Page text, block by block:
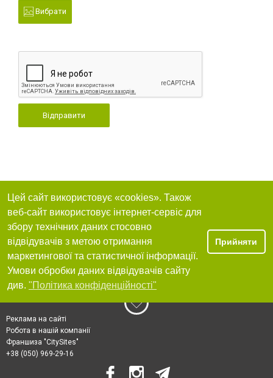
Вибрати
Відправити
Цей сайт використовує «cookies». Також
веб-сайт використовує інтернет-сервіс для
збору технічних даних стосовно
відвідувачів з метою отримання
маркетингової та статистичної інформації.
Умови обробки даних відвідувачів сайту
див. "Політика конфіденційності"
Прийняти
Реклама на сайті
Робота в нашій компанії
Франшиза "CitySites"
+38 (050) 969-29-16